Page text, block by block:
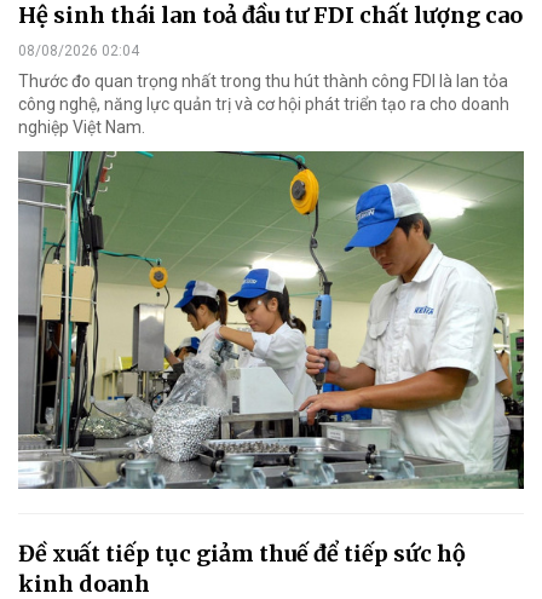
Hệ sinh thái lan toả đầu tư FDI chất lượng cao
08/08/2026 02:04
Thước đo quan trọng nhất trong thu hút thành công FDI là lan tỏa
công nghệ, năng lực quản trị và cơ hội phát triển tạo ra cho doanh
nghiệp Việt Nam.
Đề xuất tiếp tục giảm thuế để tiếp sức hộ
kinh doanh